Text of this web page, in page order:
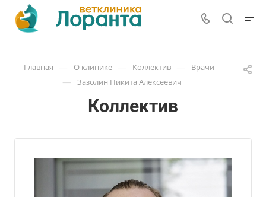
Главная — О клинике — Коллектив — Врачи
— Зазолин Никита Алексеевич
Коллектив